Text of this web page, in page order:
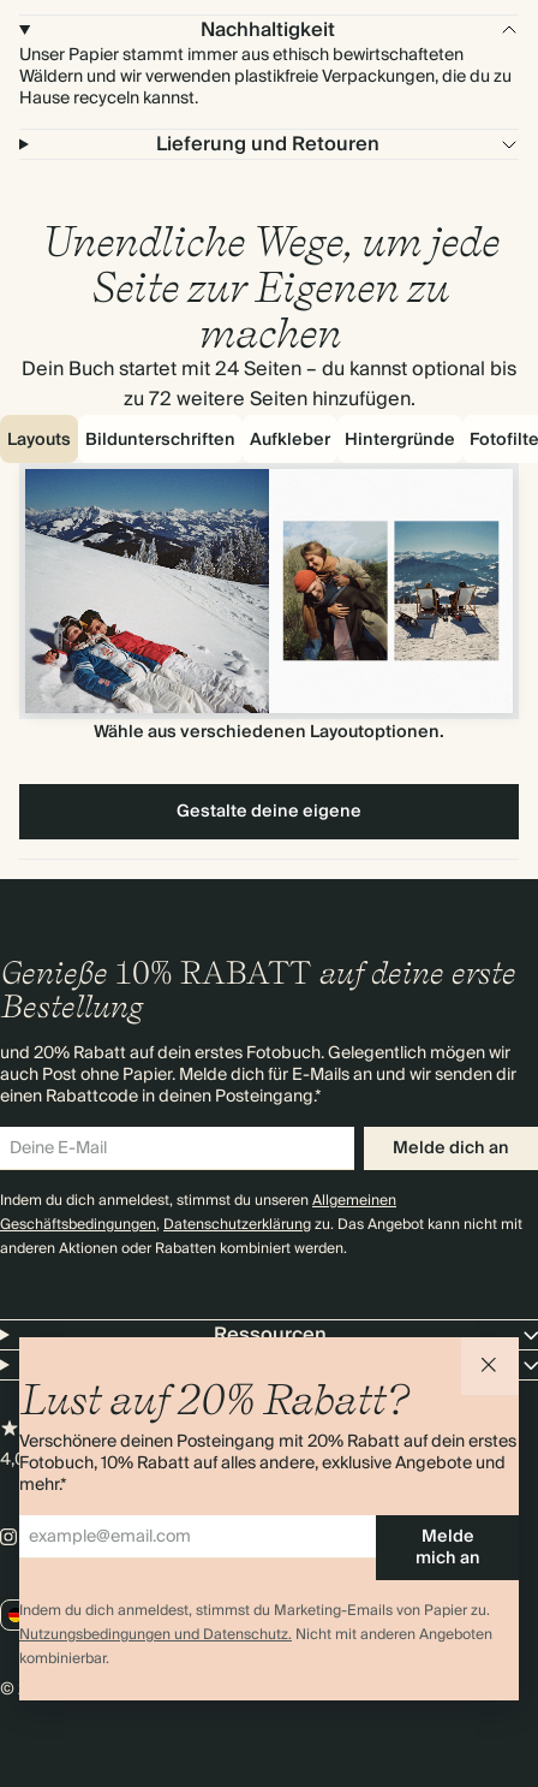
Nachhaltigkeit
Unser Papier stammt immer aus ethisch bewirtschafteten
Wäldern und wir verwenden plastikfreie Verpackungen, die du zu
Hause recyceln kannst.
Lieferung und Retouren
Unendliche Wege, um jede
Seite zur Eigenen zu
machen
Dein Buch startet mit 24 Seiten – du kannst optional bis
zu 72 weitere Seiten hinzufügen.
Layouts Bildunterschriften Aufkleber Hintergründe
Wähle aus verschiedenen Layoutoptionen.
Gestalte deine eigene
Lust auf 20% Rabatt?
Verschönere deinen Posteingang mit 20% Rabatt auf dein erstes
Fotobuch, 10% Rabatt auf alles andere, exklusive Angebote und
mehr.*
Melde
mich an
Indem du dich anmeldest, stimmst du Marketing-Emails von Papier zu.
Nutzungsbedingungen und Datenschutz.Nicht mit anderen Angeboten
kombinierbar.
Genieße 10% RABATT auf deine erste
Bestellung
und 20% Rabatt auf dein erstes Fotobuch. Gelegentlich mögen wir
auch Post ohne Papier. Melde dich für E-Mails an und wir senden dir
einen Rabattcode in deinen Posteingang.*
Melde dich an
Indem du dich anmeldest, stimmst du unserenAllgemeinen
Geschäftsbedingungen,Datenschutzerklärungzu. Das Angebot kann nicht mit
anderen Aktionen oder Rabatten kombiniert werden.
Ressourcen
4,0 SterneÜber 11.000 Bewertungen
DE / EUR
© 2026 Papier